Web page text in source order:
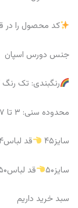
کد محصول را در
جنس دورس اسپان
رنگبندی: تک رنگ
محدوده سنی: ۳ تا ۷ سال
سایز۴۵ قد لباس۴۴ پهنا۳۲ قدشلوار۶۰
سایز۵۰ قد لباس۵۰ پهنا ۳۵ قدشلوار۷۵
سبد خرید داریم